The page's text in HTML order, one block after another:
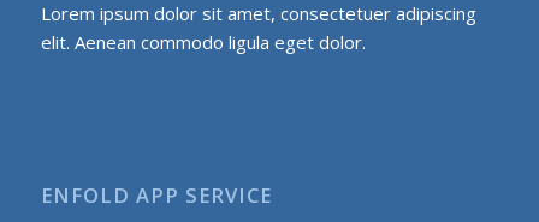
Lorem ipsum dolor sit amet, consectetuer adipiscing
elit. Aenean commodo ligula eget dolor.
ENFOLD APP SERVICE